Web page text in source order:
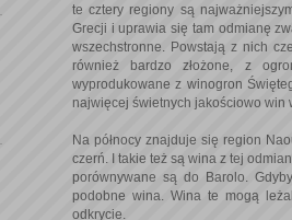
te cztery regiony są
Grecji i uprawia się tam odmianę
wszechstronne. Powstają z nich
również bardzo złożone, z
wyprodukowane z winogron
najwięcej świetnych jakościowo win
Na północy znajduje się region
czerń. I takie też są wina z tej
porównywane są do Barolo.
podobne wina. Wina te mogą
odkrycie.